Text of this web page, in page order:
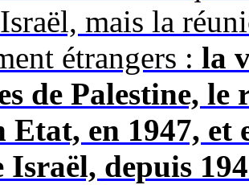
mais la
étrangers : la
de Palestine, le
Etat, en 1947, et
depuis